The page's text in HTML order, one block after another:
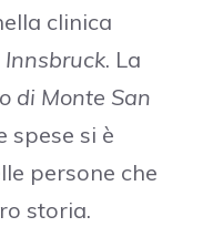
clinica
Innsbruck. La
di Monte San
spese si è
persone che
storia.